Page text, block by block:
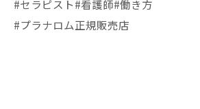
#セラピスト#看護師#働き方
#プラナロム正規販売店